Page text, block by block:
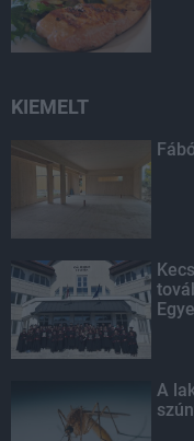
KIEMELT
A